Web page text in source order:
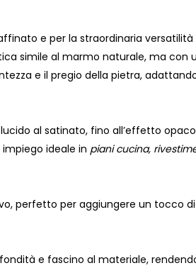
e per la straordinaria versatilità
simile al marmo naturale, ma con
e il pregio della pietra,
al satinato, fino all’effetto
ideale in piani cucina,
perfetto per aggiungere un tocco
e fascino al materiale,